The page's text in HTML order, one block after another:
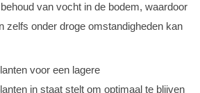
van vocht in de bodem, waardoor
zelfs onder droge omstandigheden kan
voor een lagere
in staat stelt om optimaal te blijven